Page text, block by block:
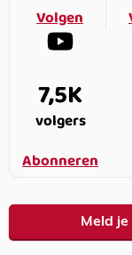
Volgen
7,5K
volgers
Abonneren
Meld